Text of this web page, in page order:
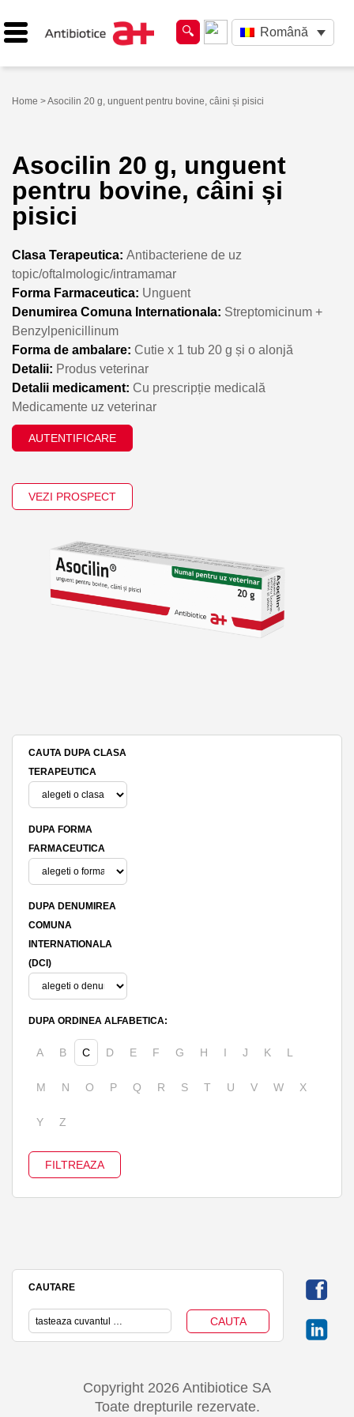
Română
Home > Asocilin 20 g, unguent pentru bovine, câini și pisici
Asocilin 20 g, unguent
pentru bovine, câini și
pisici
Clasa Terapeutica: Antibacteriene de uz
topic/oftalmologic/intramamar
Forma Farmaceutica: Unguent
Denumirea Comuna Internationala: Streptomicinum +
Benzylpenicillinum
Forma de ambalare: Cutie x 1 tub 20 g și o alonjă
Detalii: Produs veterinar
Detalii medicament: Cu prescripție medicală
Medicamente uz veterinar
AUTENTIFICARE
VEZI PROSPECT
CAUTA DUPA CLASA
TERAPEUTICA
DUPA FORMA
FARMACEUTICA
DUPA DENUMIREA
COMUNA
INTERNATIONALA
(DCI)
DUPA ORDINEA ALFABETICA:
A B C D E F G H I J K L
M N O P Q R S T U V W X
Y Z
CAUTARE
Copyright 2026 Antibiotice SA
Toate drepturile rezervate.